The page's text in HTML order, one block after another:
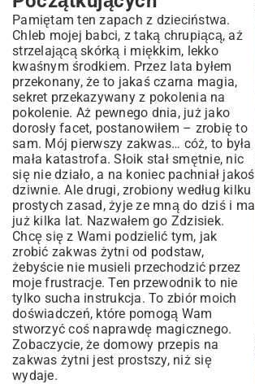
Pamiętam ten zapach z dzieciństwa.
Chleb mojej babci, z taką chrupiącą, aż
strzelającą skórką i miękkim, lekko
kwaśnym środkiem. Przez lata byłem
przekonany, że to jakaś czarna magia,
sekret przekazywany z pokolenia na
pokolenie. Aż pewnego dnia, już jako
dorosły facet, postanowiłem – zrobię to
sam. Mój pierwszy zakwas… cóż, to była
mała katastrofa. Słoik stał smętnie, nic
się nie działo, a na koniec pachniał jakoś
dziwnie. Ale drugi, zrobiony według kilku
prostych zasad, żyje ze mną do dziś i ma
już kilka lat. Nazwałem go Zdzisiek.
Chcę się z Wami podzielić tym, jak
zrobić zakwas żytni od podstaw,
żebyście nie musieli przechodzić przez
moje frustracje. Ten przewodnik to nie
tylko sucha instrukcja. To zbiór moich
doświadczeń, które pomogą Wam
stworzyć coś naprawdę magicznego.
Zobaczycie, że domowy przepis na
zakwas żytni jest prostszy, niż się
wydaje.